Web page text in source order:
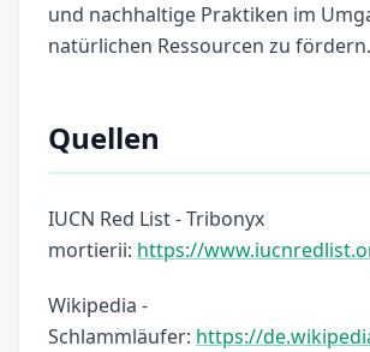
und nachhaltige Praktiken im
natürlichen Ressourcen zu fördern.
Quellen
IUCN Red List - Tribonyx
mortierii: https://
Wikipedia -
Schlammläufer: https://